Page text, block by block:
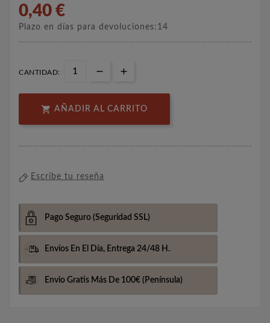
0,40 €
Plazo en días para devoluciones:14
CANTIDAD:
 AÑADIR AL CARRITO
Escribe tu reseña
Pago Seguro (Seguridad SSL)
Envíos En El Día, Entrega 24/48 H.
Envio Gratis Más De 100€ (Península)